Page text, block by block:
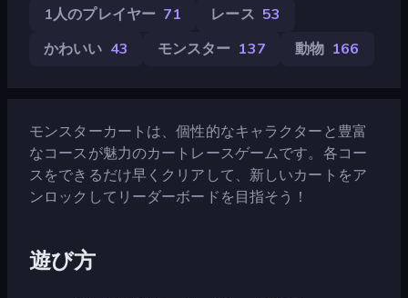
1人のプレイヤー 71 レース 53
かわいい 43 モンスター 137 動物 166
モンスターカートは、個性的なキャラクターと豊富
なコースが魅力のカートレースゲームです。各コー
スをできるだけ早くクリアして、新しいカートをア
ンロックしてリーダーボードを目指そう！
遊び方